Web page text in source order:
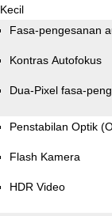
Kecil
Fasa-pengesanan
Kontras Autofokus
Dua-Pixel
Penstabilan Optik
Flash Kamera
HDR Video